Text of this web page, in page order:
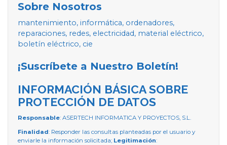
Sobre Nosotros
mantenimiento, informática, ordenadores,
reparaciones, redes, electricidad, material eléctrico,
boletín eléctrico, cie
¡Suscríbete a Nuestro Boletín!
INFORMACIÓN BÁSICA SOBRE
PROTECCIÓN DE DATOS
Responsable: ASERTECH INFORMATICA Y PROYECTOS, S.L.
Finalidad: Responder las consultas planteadas por el usuario y
enviarle la información solicitada; Legitimación: